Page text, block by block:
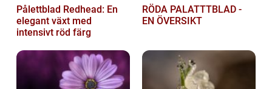
Pålettblad Redhead: En
elegant växt med
intensivt röd färg
RÖDA PALATTTBLAD -
EN ÖVERSIKT